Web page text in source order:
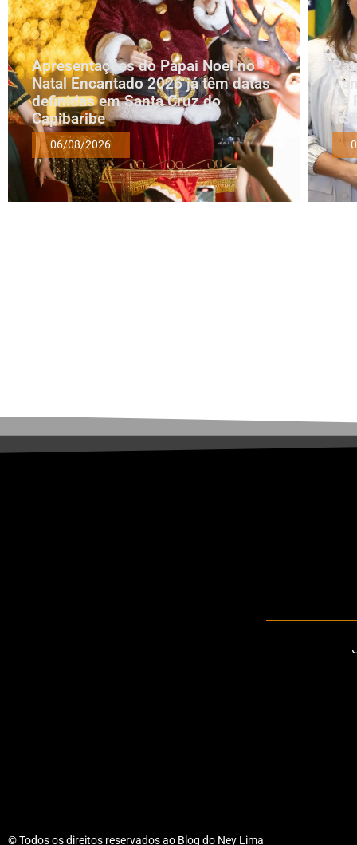
Apresentações do Papai Noel no
Natal Encantado 2026 já têm datas
definidas em Santa Cruz do
Capibaribe
06/08/2026
de
© Todos os direitos reservados ao Blog do Ney Lima